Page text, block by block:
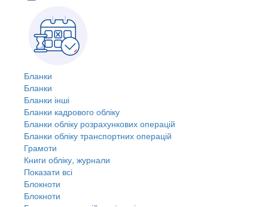
Бланки
Бланки
Бланки інші
Бланки кадрового обліку
Бланки обліку розрахункових операцій
Бланки обліку транспортних операцій
Грамоти
Книги обліку, журнали
Показати всі
Блокноти
Блокноти